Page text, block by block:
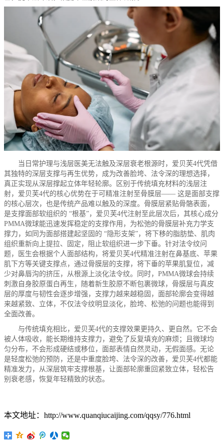
当日常护理与浅层医美无法触及深层衰老根源时，爱贝芙4代凭借
其独特的深层支撑与再生优势，成为改善脸垮、法令深的理想选择，
真正实现从深层撑起立体年轻轮廓。区别于传统填充材料的浅层注
射，爱贝芙4代的核心优势在于可精准注射至骨膜层—— 这是面部支撑
的核心层次，也是传统产品难以触及的深度。骨膜层紧贴骨骼表面，
是支撑面部软组织的 “根基”，爱贝芙4代注射至此层次后，其核心成分
PMMA微球能迅速发挥稳定的支撑作用，为松弛的骨膜层补充力学支
撑力，如同为面部搭建起坚固的 “隐形支架”，将下移的脂肪垫、肌肉
组织重新向上提拉、固定，阻止软组织进一步下垂。针对法令纹问
题，医生会根据个人面部结构，将爱贝芙4代精准注射在鼻基底、苹果
肌下方等关键支撑点，通过骨膜层的支撑，将下垂的苹果肌复位，减
少对鼻唇沟的挤压，从根源上淡化法令纹。同时，PMMA微球会持续
刺激自身胶原蛋白再生，随着新生胶原不断包裹微球，骨膜层与真皮
层的厚度与韧性会逐步增强，支撑力越来越稳固，面部轮廓会变得越
来越紧致、立体，不仅法令纹明显淡化，脸垮、松弛的问题也能得到
全面改善。
与传统填充相比，爱贝芙4代的支撑效果更持久、更自然。它不会
被人体吸收，能长期维持支撑力，避免了反复填充的麻烦；且微球均
匀分布，不会形成硬结或移位，面部表情自然灵动，无假面感。无论
是轻度松弛的预防，还是中重度脸垮、法令深的改善，爱贝芙4代都能
精准发力，从深层筑牢支撑根基，让面部轮廓重回紧致立体，轻松告
别衰老感，恢复年轻精致的状态。
本文地址：http://www.quanqiucaijing.com/qqsy/776.html